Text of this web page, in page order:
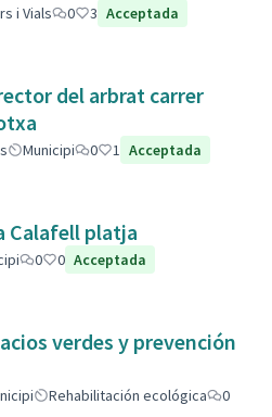
i Vials 0 3 Acceptada
del arbrat carrer
Municipi 0 1 Acceptada
Calafell platja
0 0 Acceptada
verdes y prevención
Rehabilitación ecológica
0